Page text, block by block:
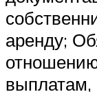
аренду;
выплатам,